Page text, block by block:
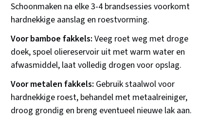
Schoonmaken na elke 3-4 brandsessies voorkomt
hardnekkige aanslag en roestvorming.
Voor bamboe fakkels: Veeg roet weg met droge
doek, spoel oliereservoir uit met warm water en
afwasmiddel, laat volledig drogen voor opslag.
Voor metalen fakkels: Gebruik staalwol voor
hardnekkige roest, behandel met metaalreiniger,
droog grondig en breng eventueel nieuwe lak aan.